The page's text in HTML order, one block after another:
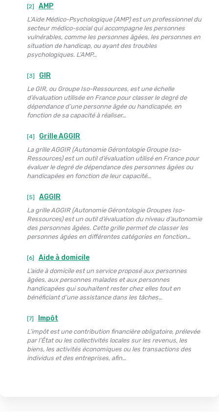
[2] AMP
L’Aide Médico-Psychologique (AMP) est un professionnel du
secteur médico-social qui accompagne les personnes
vulnérables, comme les personnes âgées, les personnes en
situation de handicap, ou ayant des troubles
psychologiques. L’AMP…
[3] GIR
Le GIR, ou Groupe Iso-Ressources, est une échelle
d’évaluation utilisée en France pour classer le degré de
dépendance d’une personne âgée ou handicapée, en
fonction de sa capacité à réaliser…
[4] Grille AGGIR
La grille AGGIR (Autonomie Gérontologie Groupe Iso-
Ressources) est un outil d’évaluation utilisé en France pour
évaluer le degré de dépendance des personnes âgées ou
handicapées en fonction de leur capacité…
[5] AGGIR
La grille AGGIR (Autonomie Gérontologie Groupes Iso-
Ressources) est un outil d’évaluation du niveau d’autonomie
des personnes âgées. Cette grille permet de classer les
personnes âgées en différentes catégories en fonction…
[6] Aide à domicile
L’aide à domicile est un service proposé aux personnes
âgées, aux personnes malades et aux personnes
handicapées qui souhaitent rester chez elles tout en
bénéficiant d’une assistance dans les tâches…
[7] Impôt
L’impôt est une contribution financière obligatoire, prélevée
par l’État ou les collectivités locales sur les revenus, les
biens, les activités économiques ou les transactions des
individus et des entreprises, afin…